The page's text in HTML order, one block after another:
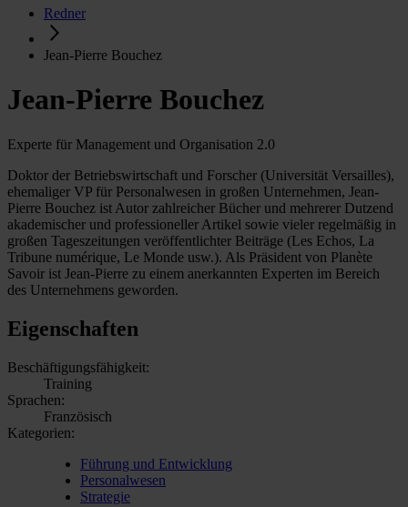
Redner
Jean-Pierre Bouchez
Jean-Pierre Bouchez
Experte für Management und Organisation 2.0
Doktor der Betriebswirtschaft und Forscher (Universität Versailles),
ehemaliger VP für Personalwesen in großen Unternehmen, Jean-
Pierre Bouchez ist Autor zahlreicher Bücher und mehrerer Dutzend
akademischer und professioneller Artikel sowie vieler regelmäßig in
großen Tageszeitungen veröffentlichter Beiträge (Les Echos, La
Tribune numérique, Le Monde usw.). Als Präsident von Planète
Savoir ist Jean-Pierre zu einem anerkannten Experten im Bereich
des Unternehmens geworden.
Eigenschaften
Beschäftigungsfähigkeit:
Training
Sprachen:
Französisch
Kategorien:
Führung und Entwicklung
Personalwesen
Strategie